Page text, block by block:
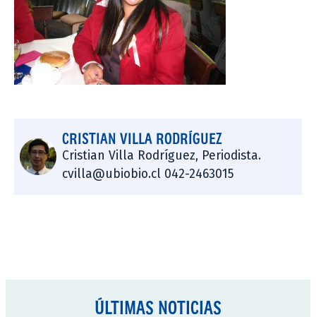
CRISTIAN VILLA RODRÍGUEZ
Cristian Villa Rodríguez, Periodista.
cvilla@ubiobio.cl 042-2463015
ÚLTIMAS NOTICIAS